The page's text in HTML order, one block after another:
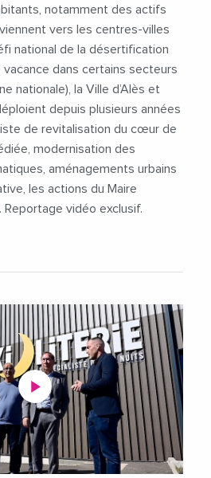
notamment des actifs
vers les centres-villes
national de la désertification
vacance dans certains secteurs
nationale), la Ville d’Alès et
depuis plusieurs années
de revitalisation du cœur de
modernisation des
aménagements urbains
les actions du Maire
Reportage vidéo exclusif.